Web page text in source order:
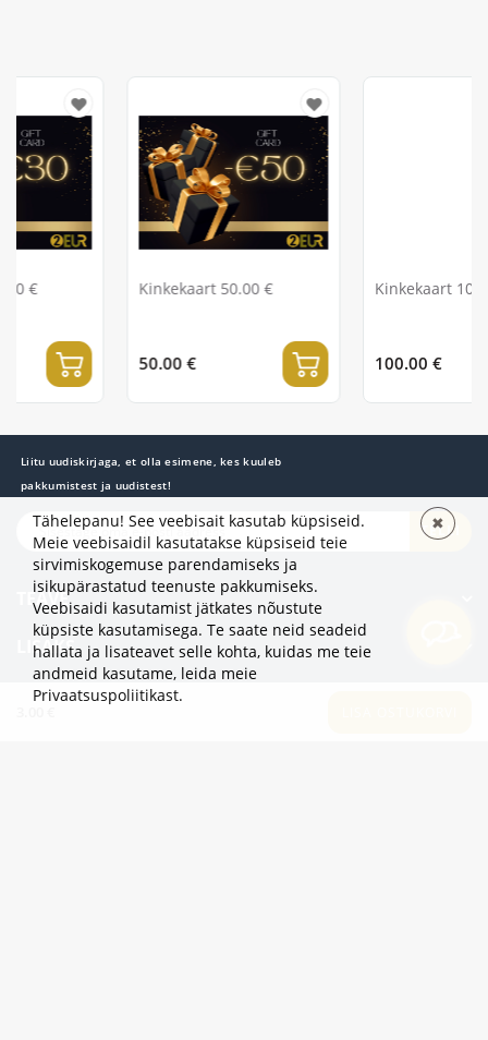
Kinkekaart 50.00 €
50.00 €
Kinkekaart 100.00 €
100.00 €
Liitu uudiskirjaga, et olla esimene, kes kuuleb
pakkumistest ja uudistest!
TELLI
TEAVE
LISAKS
KATEGOORIAD
Tähelepanu! See veebisait kasutab küpsiseid.
Meie veebisaidil kasutatakse küpsiseid teie
sirvimiskogemuse parendamiseks ja
isikupärastatud teenuste pakkumiseks.
Veebisaidi kasutamist jätkates nõustute
küpsiste kasutamisega. Te saate neid seadeid
hallata ja lisateavet selle kohta, kuidas me teie
andmeid kasutame, leida meie
Privaatsuspoliitikast.
✖